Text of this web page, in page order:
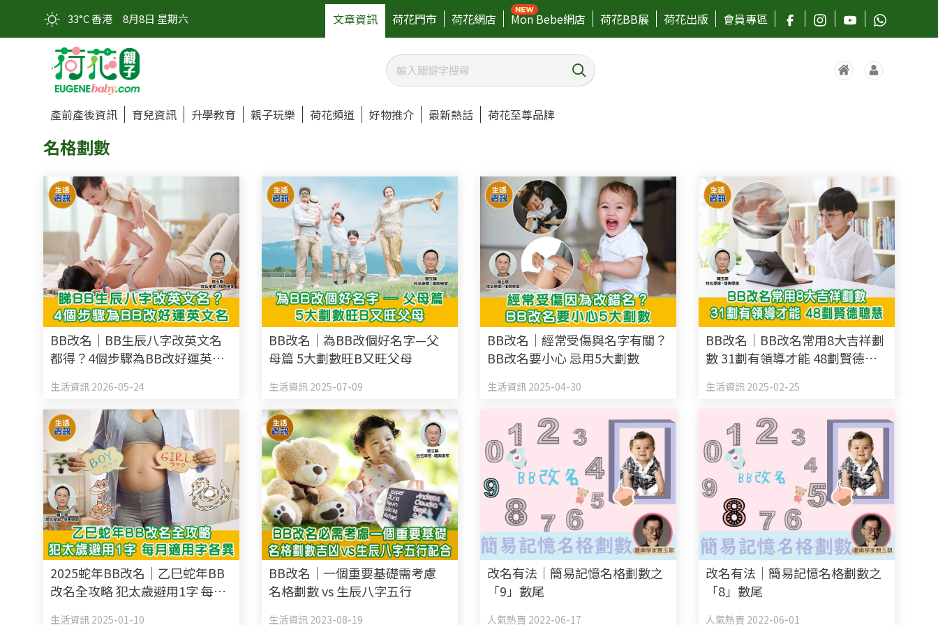
33°C 香港 8月8日 星期六 文章資訊 荷花門市 荷花網店 Mon Bebe網店 荷花BB展 荷花出版 會員專區
產前產後資訊 育兒資訊 升學教育 親子玩樂 荷花頻道 好物推介 最新熱話 荷花至尊品牌
名格劃數
BB改名｜BB生辰八字改英文名
都得？4個步驟為BB改好運英文
生活資訊 2026-05-24
BB改名｜為BB改個好名字—父
母篇 5大劃數旺B又旺父母
生活資訊 2025-07-09
BB改名｜經常受傷與名字有關？
BB改名要小心 忌用5大劃數
生活資訊 2025-04-30
BB改名｜BB改名常用8大吉祥劃
數 31劃有領導才能 48劃賢德聰
生活資訊 2025-02-25
2025蛇年BB改名｜乙巳蛇年BB
改名全攻略 犯太歲避用1字 每月
生活資訊 2025-01-10
BB改名｜一個重要基礎需考慮
名格劃數 vs 生辰八字五行
生活資訊 2023-08-19
改名有法│簡易記憶名格劃數之
「9」數尾
人氣熱賣 2022-06-17
改名有法│簡易記憶名格劃數之
「8」數尾
人氣熱賣 2022-06-01